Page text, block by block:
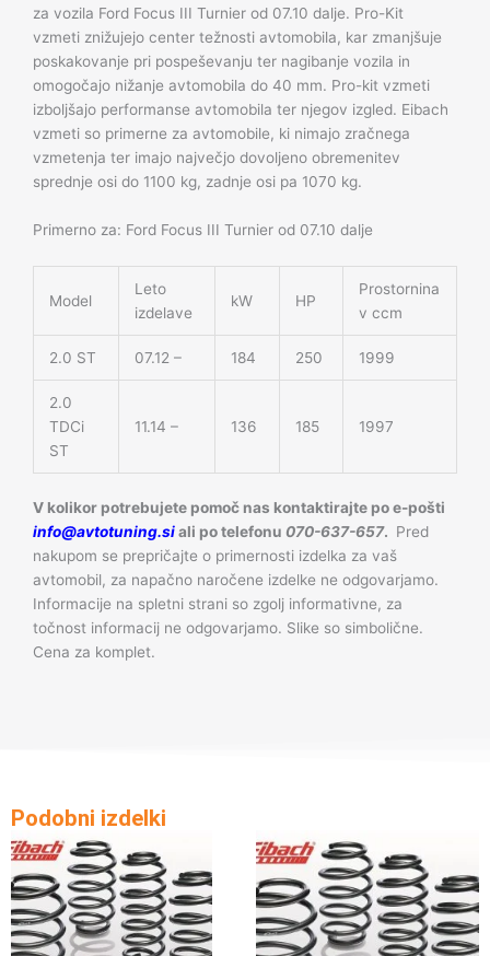
za vozila Ford Focus III Turnier od 07.10 dalje. Pro-Kit
vzmeti znižujejo center težnosti avtomobila, kar zmanjšuje
poskakovanje pri pospeševanju ter nagibanje vozila in
omogočajo nižanje avtomobila do 40 mm. Pro-kit vzmeti
izboljšajo performanse avtomobila ter njegov izgled. Eibach
vzmeti so primerne za avtomobile, ki nimajo zračnega
vzmetenja ter imajo največjo dovoljeno obremenitev
sprednje osi do 1100 kg, zadnje osi pa 1070 kg.
Primerno za: Ford Focus III Turnier od 07.10 dalje
Model
Leto
izdelave
kW HP
Prostornina
v ccm
2.0 ST 07.12 – 184 250 1999
2.0
TDCi
ST
11.14 – 136 185 1997
V kolikor potrebujete pomoč nas kontaktirajte po e-pošti
info@avtotuning.siali po telefonu 070-637-657. Pred
nakupom se prepričajte o primernosti izdelka za vaš
avtomobil, za napačno naročene izdelke ne odgovarjamo.
Informacije na spletni strani so zgolj informativne, za
točnost informacij ne odgovarjamo. Slike so simbolične.
Cena za komplet.
Podobni izdelki